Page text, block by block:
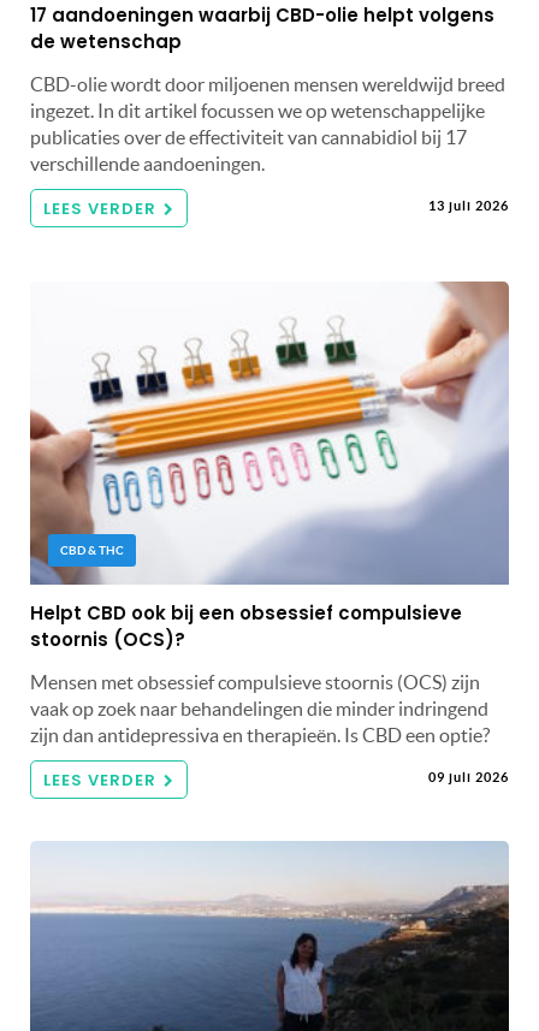
17 aandoeningen waarbij CBD-olie helpt volgens
de wetenschap
CBD-olie wordt door miljoenen mensen wereldwijd breed
ingezet. In dit artikel focussen we op wetenschappelijke
publicaties over de effectiviteit van cannabidiol bij 17
verschillende aandoeningen.
LEES VERDER 13 juli 2026
CBD & THC
Helpt CBD ook bij een obsessief compulsieve
stoornis (OCS)?
Mensen met obsessief compulsieve stoornis (OCS) zijn
vaak op zoek naar behandelingen die minder indringend
zijn dan antidepressiva en therapieën. Is CBD een optie?
LEES VERDER 09 juli 2026